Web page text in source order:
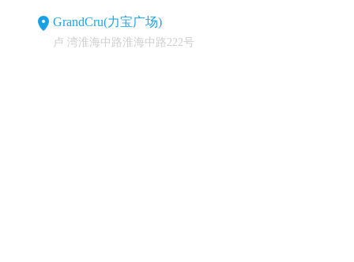
GrandCru(力宝广场)
卢 湾淮海中路淮海中路222号